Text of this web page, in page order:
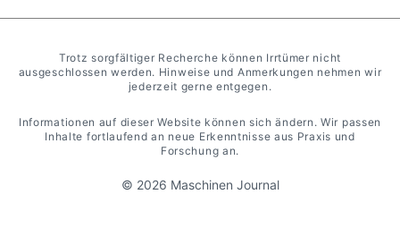
Trotz sorgfältiger Recherche können Irrtümer nicht
ausgeschlossen werden. Hinweise und Anmerkungen nehmen wir
jederzeit gerne entgegen.
Informationen auf dieser Website können sich ändern. Wir passen
Inhalte fortlaufend an neue Erkenntnisse aus Praxis und
Forschung an.
© 2026 Maschinen Journal